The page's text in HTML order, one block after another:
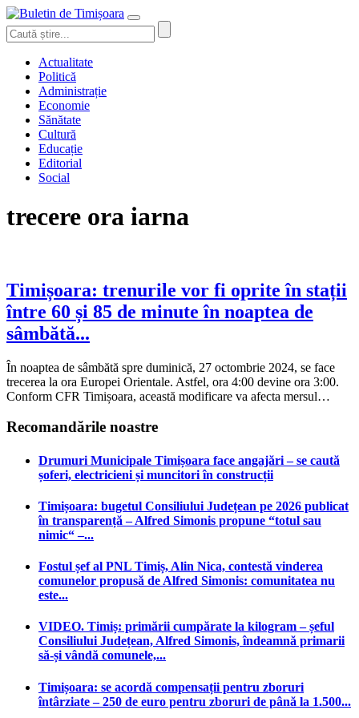
Actualitate
Politică
Administrație
Economie
Sănătate
Cultură
Educație
Editorial
Social
trecere ora iarna
Timișoara: trenurile vor fi oprite în stații
între 60 și 85 de minute în noaptea de
sâmbătă...
În noaptea de sâmbătă spre duminică, 27 octombrie 2024, se face
trecerea la ora Europei Orientale. Astfel, ora 4:00 devine ora 3:00.
Conform CFR Timișoara, această modificare va afecta mersul…
Recomandările noastre
Drumuri Municipale Timișoara face angajări – se caută
șoferi, electricieni și muncitori în construcții
Timișoara: bugetul Consiliului Județean pe 2026 publicat
în transparență – Alfred Simonis propune “totul sau
nimic“ –...
Fostul șef al PNL Timiș, Alin Nica, contestă vinderea
comunelor propusă de Alfred Simonis: comunitatea nu
este...
VIDEO. Timiș: primării cumpărate la kilogram – șeful
Consiliului Județean, Alfred Simonis, îndeamnă primarii
să-și vândă comunele,...
Timișoara: se acordă compensații pentru zboruri
întârziate – 250 de euro pentru zboruri de până la 1.500...